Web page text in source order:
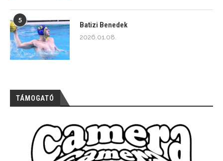
5
Batizi Benedek
2026.01.08.
TÁMOGATÓ